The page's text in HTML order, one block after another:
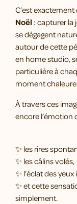
C’est
Noël: capturer la
se dégagent
autour de cette
en home studio,
particulière à
moment
À travers ces
encore l’émotion
✨ les rires
✨ les câlins volés,
✨ l’éclat des
✨ et cette
simplement.